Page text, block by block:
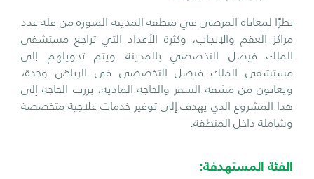
نظرًا لمعاناة المرضى في منطقة المدينة المنورة من قلة عدد
مراكز العقم والإنجاب، وكثرة الأعداد التي تراجع مستشفى
الملك فيصل التخصصي بالمدينة ويتم تحويلهم إلى
مستشفى الملك فيصل التخصصي في الرياض وجدة،
ويعانون من مشقة السفر والحاجة المادية، برزت الحاجة إلى
هذا المشروع الذي يهدف إلى توفير خدمات علاجية متخصصة
وشاملة داخل المنطقة.
الفئة المستهدفة: